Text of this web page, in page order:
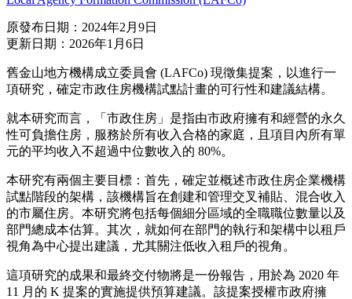
原發布日期：2024年2月9日
更新日期：2026年1月6日
舊金山地方機構成立委員會 (LAFCo) 現徵集提案，以進行一
項研究，確定市政住房機構試點計畫的可行性和建議結構。
就本研究而言，「市政住房」是指由市政府擁有和經營的永久
性可負擔住房，服務於所有收入合格的家庭，且項目內所有單
元的平均收入不超過中位數收入的 80%。
本研究有兩個主要目標：首先，確定並概述市政住房企業機構
試點階段的架構，該機構旨在創建和管理交叉補貼、混合收入
的市屬住房。本研究將包括每個細分區域的全職職位數量以及
部門總成本估算。其次，就如何在部門的執行和架構中以租戶
視角為中心提出建議，尤其關注低收入租戶的視角。
這項研究的成果和最終交付物將是一份報告，用於為 2020 年
11 月的 K 提案的實施提供預算建議。該提案授權市政府擁